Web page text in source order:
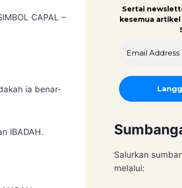
CAPAL –
ia benar-
IBADAH.
Sertai
kesemua
Salurkan
melalui: